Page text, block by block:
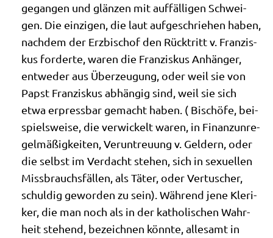
gegan­gen und glän­zen mit auf­fäl­li­gen Schwei­
gen. Die ein­zi­gen, die laut auf­ge­schrie­hen haben,
nach­dem der Erz­bi­schof den Rück­tritt v. Fran­zis­
kus for­der­te, waren die Fran­zis­kus Anhän­ger,
ent­we­der aus Über­zeu­gung, oder weil sie von
Papst Fran­zis­kus abhän­gig sind, weil sie sich
etwa erpress­bar gemacht haben. ( Bischö­fe, bei­
spiels­wei­se, die ver­wickelt waren, in Finanz­un­re­
gel­mä­ßig­kei­ten, Ver­un­treu­ung v. Gel­dern, oder
die selbst im Ver­dacht ste­hen, sich in sexu­el­len
Miss­brauchs­fäl­len, als Täter, oder Ver­tu­scher,
schul­dig gewor­den zu sein). Wäh­rend jene Kle­ri­
ker, die man noch als in der katho­li­schen Wahr­
heit ste­hend, bezeich­nen könn­te, alle­samt in